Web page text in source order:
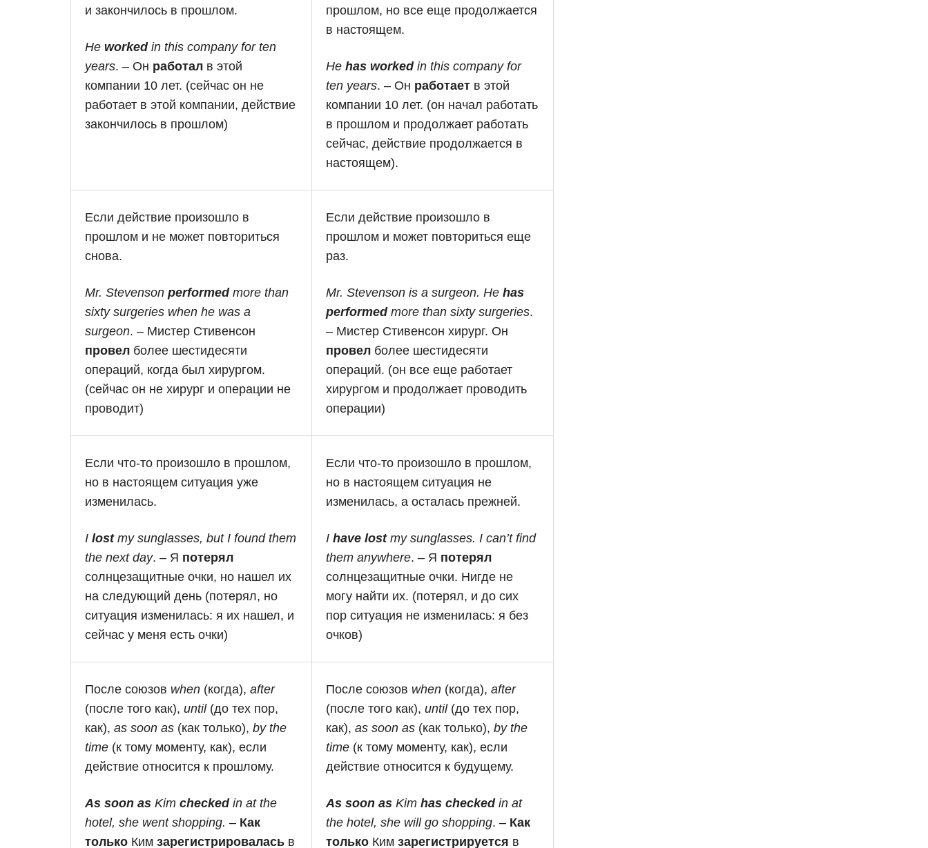
и закончилось в прошлом.
He workedin this company for ten
years. – Он работал в этой
компании 10 лет. (сейчас он не
работает в этой компании, действие
закончилось в прошлом)
прошлом, но все еще продолжается
в настоящем.
He has workedin this company for
ten years. – Он работает в этой
компании 10 лет. (он начал работать
в прошлом и продолжает работать
сейчас, действие продолжается в
настоящем).
Если действие произошло в
прошлом и не может повториться
снова.
Mr. Stevenson performedmore than
sixty surgeries when he was a
surgeon. – Мистер Стивенсон
провел более шестидесяти
операций, когда был хирургом.
(сейчас он не хирург и операции не
проводит)
Если действие произошло в
прошлом и может повториться еще
раз.
Mr. Stevenson is a surgeon. He has
performedmore than sixty surgeries.
– Мистер Стивенсон хирург. Он
провел более шестидесяти
операций. (он все еще работает
хирургом и продолжает проводить
операции)
Если что-то произошло в прошлом,
но в настоящем ситуация уже
изменилась.
I lostmy sunglasses, but I found them
the next day. – Я потерял
солнцезащитные очки, но нашел их
на следующий день (потерял, но
ситуация изменилась: я их нашел, и
сейчас у меня есть очки)
Если что-то произошло в прошлом,
но в настоящем ситуация не
изменилась, а осталась прежней.
I have lostmy sunglasses. I can’t find
them anywhere. – Я потерял
солнцезащитные очки. Нигде не
могу найти их. (потерял, и до сих
пор ситуация не изменилась: я без
очков)
После союзов when (когда), after
(после того как), until(до тех пор,
как), as soon as (как только), by the
time (к тому моменту, как), если
действие относится к прошлому.
As soon as Kim checkedin at the
hotel, she went shopping. – Как
только Ким зарегистрировалась в
После союзов when (когда), after
(после того как), until(до тех пор,
как), as soon as (как только), by the
time (к тому моменту, как), если
действие относится к будущему.
As soon as Kim has checkedin at
the hotel, she will go shopping. – Как
только Ким зарегистрируется в